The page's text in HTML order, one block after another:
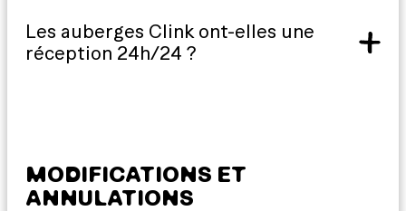
Les auberges Clink ont-elles une
réception 24h/24 ?
MODIFICATIONS ET
ANNULATIONS